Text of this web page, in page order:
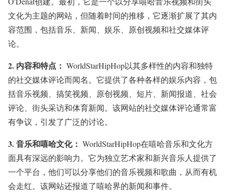
文化为主题的网站，但随着时间的推移，它逐渐扩展了其内
容范围，包括音乐、新闻、娱乐、原创视频和社交媒体评
论。
2. 内容和特点： WorldStarHipHop以其多样性的内容和独特
的社交媒体评论而闻名。它提供了各种各样的娱乐内容，包
括音乐视频、搞笑视频、原创视频、短片、新闻报道、社会
评论、街头采访和体育新闻。该网站的社交媒体评论通常富
有争议，引发了广泛的讨论。
3.音乐和嘻哈文化： WorldStarHipHop在嘻哈音乐和文化方
面具有深远的影响力。它为独立艺术家和新兴音乐人提供了
一个平台，他们可以分享他们的音乐视频和歌曲，从而有机
会走红。该网站还报道了嘻哈界的新闻和事件。